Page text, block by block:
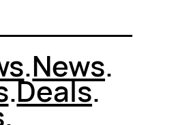
.News.
.Deals.
.